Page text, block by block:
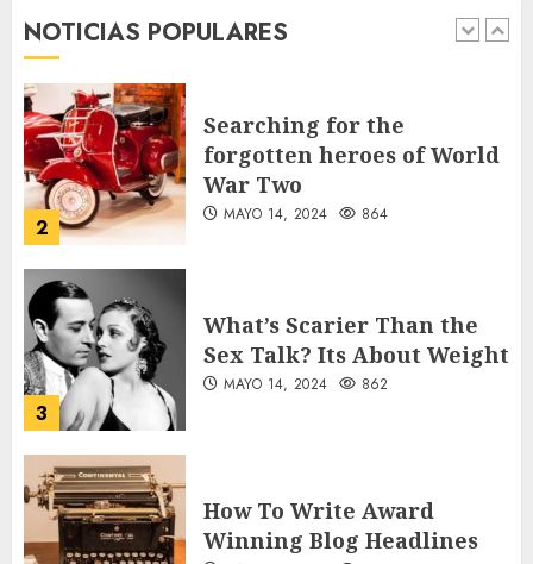
NOTICIAS POPULARES
1
AGOSTO 8, 2026
2
Searching for the
forgotten heroes of World
War Two
MAYO 14, 2024 864
3
What’s Scarier Than the
Sex Talk? Its About Weight
MAYO 14, 2024 862
How To Write Award
Winning Blog Headlines